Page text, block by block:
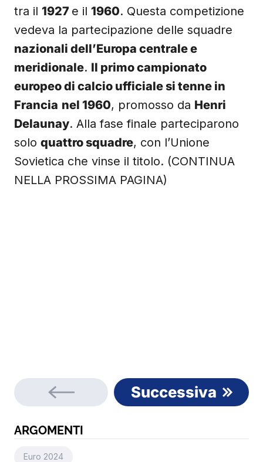
tra il 1927 e il 1960. Questa competizione
vedeva la partecipazione delle squadre
nazionali dell’Europa centrale e
meridionale. Il primo campionato
europeo di calcio ufficiale si tenne in
Francia nel 1960, promosso da Henri
Delaunay. Alla fase finale parteciparono
solo quattro squadre, con l’Unione
Sovietica che vinse il titolo. (CONTINUA
NELLA PROSSIMA PAGINA)
Successiva
ARGOMENTI
Euro 2024